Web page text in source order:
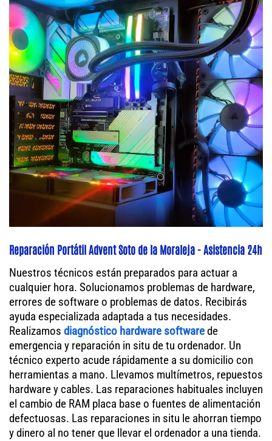
Reparación Portátil Advent Soto de la Moraleja - Asistencia 24h
Nuestros técnicos están preparados para actuar a
cualquier hora. Solucionamos problemas de hardware,
errores de software o problemas de datos. Recibirás
ayuda especializada adaptada a tus necesidades.
Realizamos diagnóstico hardware softwarede
emergencia y reparación in situ de tu ordenador. Un
técnico experto acude rápidamente a su domicilio con
herramientas a mano. Llevamos multímetros, repuestos
hardware y cables. Las reparaciones habituales incluyen
el cambio de RAM placa base o fuentes de alimentación
defectuosas. Las reparaciones in situ le ahorran tiempo
y dinero al no tener que llevar el ordenador a una tienda.